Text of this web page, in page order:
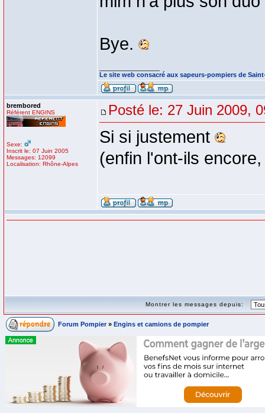
Bye.
Le site web consacré aux sapeurs-pompiers de
brembored
Référent ENGINS
Sexe:
Inscrit le: 07 Juin 2005
Messages: 12099
Localisation: Rhône-Alpes
Posté le: 27 Juin 2009,
Si si justement
(enfin l'ont-ils
Montrer les messages depuis:
Forum Pompier » Engins et camions de pompier